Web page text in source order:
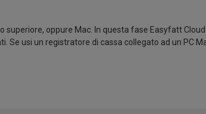
oppure Mac. In questa fase Easyfatt
Se usi un registratore di cassa collegato ad un PC